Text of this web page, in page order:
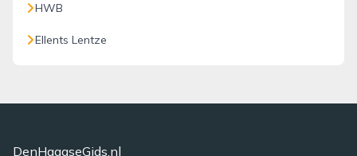
HWB
Ellents Lentze
DenHaagseGids.nl